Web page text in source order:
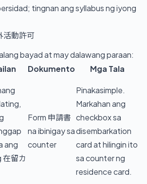
tingnan ang syllabus ng iyong
活動許可
bayad at may dalawang paraan:
Dokumento
Mga Tala
ang
在留カ
Form 申請書
na ibinigay sa
counter
Pinakasimple.
Markahan ang
checkbox sa
disembarkation
card at hilingin ito
sa counter ng
residence card.